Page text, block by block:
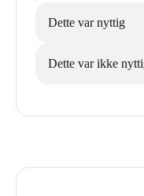
Dette var nyttig
Dette var ikke